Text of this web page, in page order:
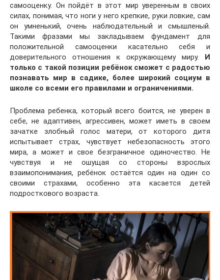
самооценку. Он пойдёт в этот мир уверенным в своих
силах, понимая, что ноги у него крепкие, руки ловкие, сам
он умненький, очень наблюдательный и смышленый.
Такими фразами мы закладываем фундамент для
положительной самооценки касательно себя и
доверительного отношения к окружающему миру. И
только с такой позиции ребёнок сможет с радостью
познавать мир в садике, более широкий социум в
школе со всеми его правилами и ограничениями.
Проблема ребенка, который всего боится, не уверен в
себе, не адаптивен, агрессивен, может иметь в своем
зачатке злобный голос матери, от которого дитя
испытывает страх, чувствует небезопасность этого
мира, а может и свое безграничное одиночество. Не
чувствуя и не ошущая со стороны взрослых
взаимопонимания, ребёнок остаётся один на один со
своими страхами, особенно эта касается детей
подросткового возраста.